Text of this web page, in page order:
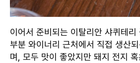
이어서 준비되는 이탈리안 샤퀴테리
부분 와이너리 근처에서 직접 생산
며, 모두 맛이 좋았지만 돼지 전지